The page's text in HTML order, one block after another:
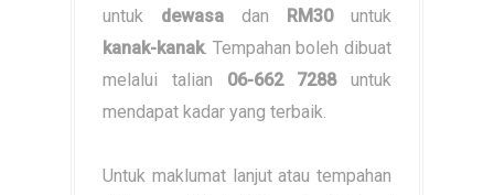
untuk dewasa dan RM30 untuk
kanak-kanak. Tempahan boleh dibuat
melalui talian 06-662 7288untuk
mendapat kadar yang terbaik.
Untuk maklumat lanjut atau tempahan